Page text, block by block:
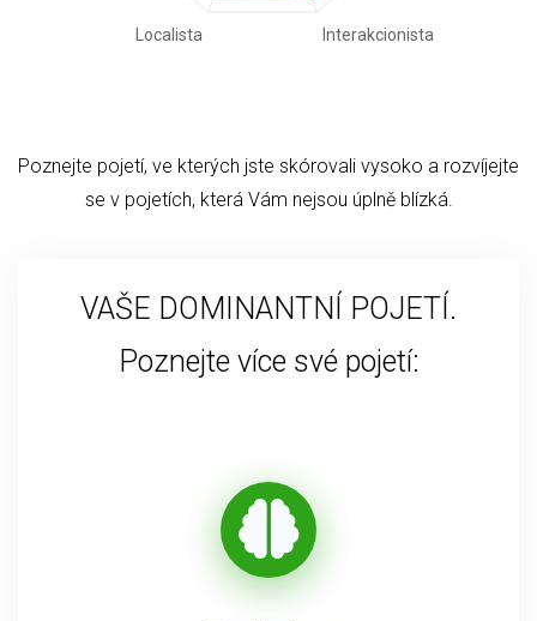
Poznejte pojetí, ve kterých jste skórovali vysoko a rozvíjejte
se v pojetích, která Vám nejsou úplně blízká.
VAŠE DOMINANTNÍ POJETÍ.
Poznejte více své pojetí: